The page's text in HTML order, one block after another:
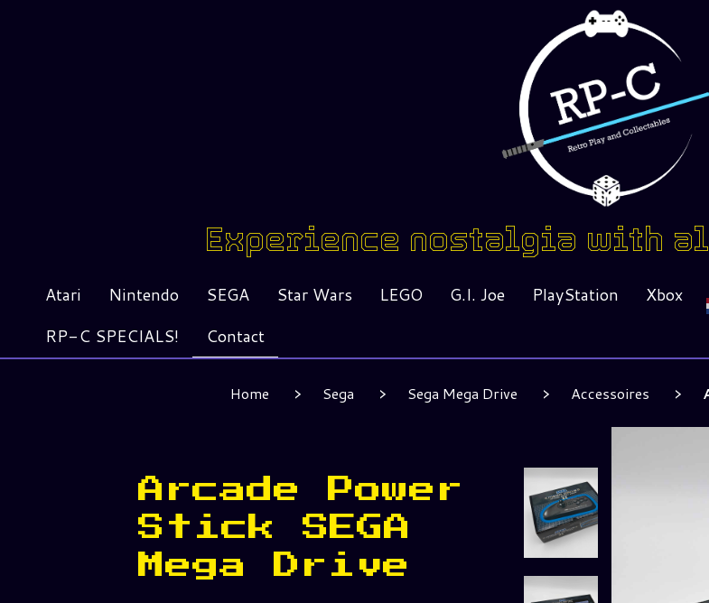
Experience nostalgia with
Atari Nintendo SEGA Star Wars LEGO G.I. Joe PlayStation
Xbox
RP-C SPECIALS!
Contact
Home Sega Sega Mega Drive Accessoires
Arcade Power
Stick SEGA
Mega Drive